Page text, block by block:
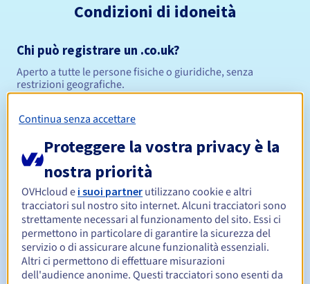
Condizioni di idoneità
Chi può registrare un .co.uk?
Aperto a tutte le persone fisiche o giuridiche, senza
restrizioni geografiche.
Regole di gestione e notifiche
Periodo di registrazione Da 1 a 10 anni
Periodo di rinnovo Da 1 a 10 anni
Redemption period
Continua senza accettare
Proteggere la vostra privacy è la
nostra priorità
OVHcloud e i suoi partner utilizzano cookie e altri
tracciatori sul nostro sito internet. Alcuni tracciatori sono
strettamente necessari al funzionamento del sito. Essi ci
permettono in particolare di garantire la sicurezza del
servizio o di assicurare alcune funzionalità essenziali.
Altri ci permettono di effettuare misurazioni
dell'audience anonime. Questi tracciatori sono esenti da